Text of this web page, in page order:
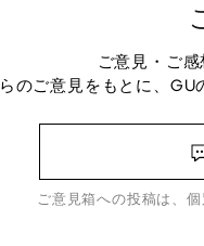
ご意見・ご感
のご意見をもとに、GU
ご意見箱への投稿は、